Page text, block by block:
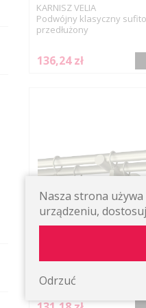
KARNISZ VELIA
Podwójny klasyczny
przedłużony
136,24 zł
19MM VELIA
Podwójny prosty ścienny
Nasza strona używa
urządzeniu,
Odrzuć